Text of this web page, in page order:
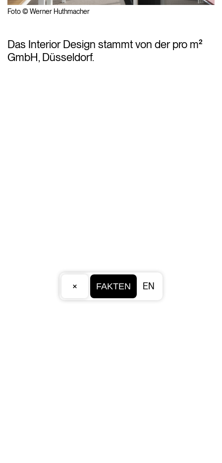
× FAKTEN EN
Foto © Werner Huthmacher
Das Interior Design stammt von der pro m²
GmbH, Düsseldorf.